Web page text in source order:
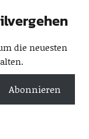
die neuesten
Abonnieren